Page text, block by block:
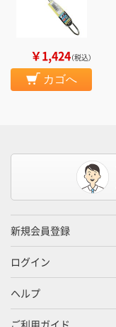
￥1,424（税込）
カゴへ
新規会員登録
ログイン
ヘルプ
ご利用ガイド